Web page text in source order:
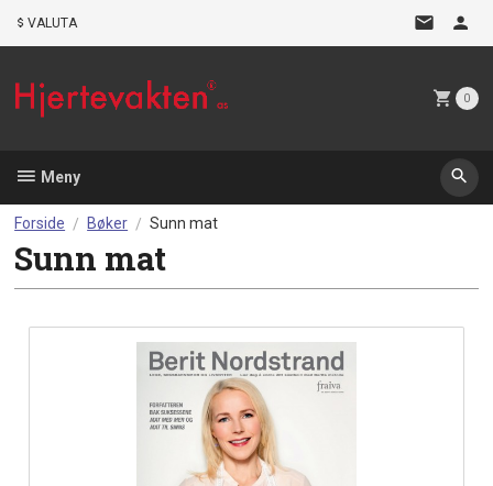
VALUTA
0
Meny
Forside Bøker Sunn mat
Sunn mat